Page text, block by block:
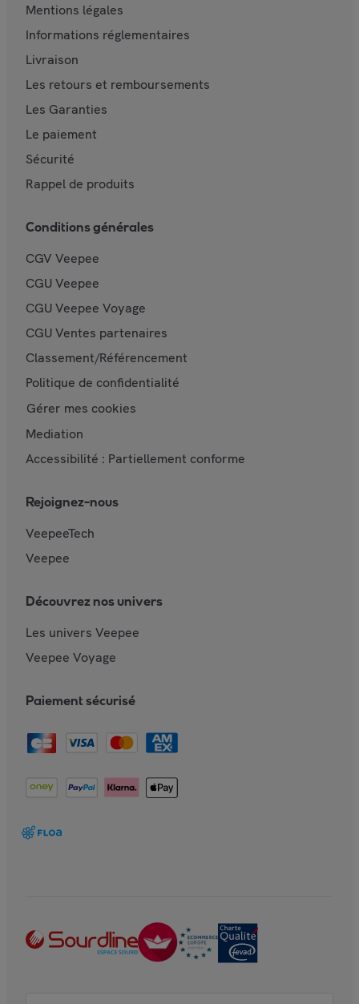
Mentions légales
Informations réglementaires
Livraison
Les retours et remboursements
Les Garanties
Le paiement
Sécurité
Rappel de produits
Conditions générales
CGV Veepee
CGU Veepee
CGU Veepee Voyage
CGU Ventes partenaires
Classement/Référencement
Politique de confidentialité
Gérer mes cookies
Mediation
Accessibilité : Partiellement conforme
Rejoignez-nous
VeepeeTech
Veepee
Découvrez nos univers
Les univers Veepee
Veepee Voyage
Paiement sécurisé